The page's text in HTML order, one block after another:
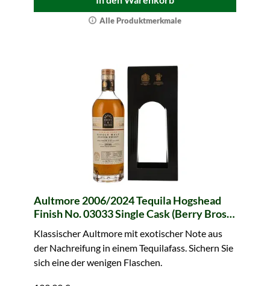
Alle Produktmerkmale
Aultmore 2006/2024 Tequila Hogshead
Finish No. 03033 Single Cask (Berry Bros.
Klassischer Aultmore mit exotischer Note aus
der Nachreifung in einem Tequilafass. Sichern Sie
sich eine der wenigen Flaschen.